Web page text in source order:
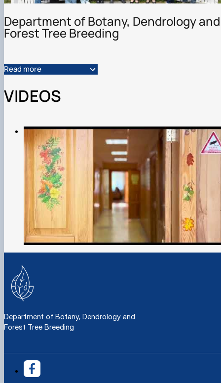
Department of Botany, Dendrology and
Forest Tree Breeding
Read more
VIDEOS
Department of Botany, Dendrology and
Forest Tree Breeding